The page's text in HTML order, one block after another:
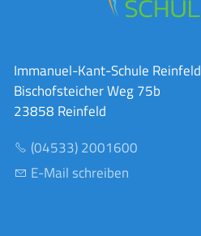
Immanuel-Kant-Schule Reinfeld
Bischofsteicher Weg 75b
23858 Reinfeld
(04533) 2001600
E-Mail schreiben